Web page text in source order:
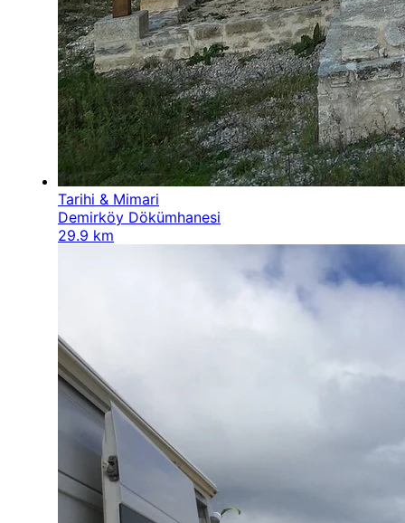
Tarihi & Mimari
Demirköy Dökümhanesi
29.9 km